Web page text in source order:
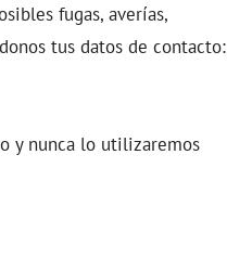
fugas, averías,
tus datos de contacto:
y nunca lo utilizaremos